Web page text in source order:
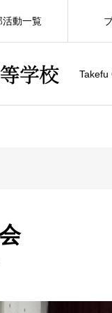
Takefu
活動一覧